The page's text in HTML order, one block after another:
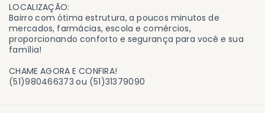
LOCALIZAÇÃO:
Bairro com ótima estrutura, a poucos minutos de
mercados, farmácias, escola e comércios,
proporcionando conforto e segurança para você e sua
família!
CHAME AGORA E CONFIRA!
(51)980466373 ou (51)31379090